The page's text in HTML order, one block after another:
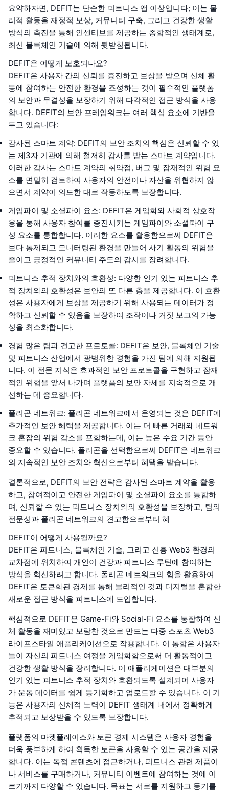
요약하자면, DEFIT는 단순한 피트니스 앱 이상입니다; 이는 물
리적 활동을 재정적 보상, 커뮤니티 구축, 그리고 건강한 생활
방식의 촉진을 통해 인센티브를 제공하는 종합적인 생태계로,
최신 블록체인 기술에 의해 뒷받침됩니다.
DEFIT은 어떻게 보호되나요?
DEFIT은 사용자 간의 신뢰를 증진하고 보상을 받으며 신체 활
동에 참여하는 안전한 환경을 조성하는 것이 필수적인 플랫폼
의 보안과 무결성을 보장하기 위해 다각적인 접근 방식을 사용
합니다. DEFIT의 보안 프레임워크는 여러 핵심 요소에 기반을
두고 있습니다:
감사된 스마트 계약: DEFIT의 보안 조치의 핵심은 신뢰할 수 있
는 제3자 기관에 의해 철저히 감사를 받는 스마트 계약입니다.
이러한 감사는 스마트 계약의 취약점, 버그 및 잠재적인 위험 요
소를 면밀히 검토하여 사용자의 안전이나 자산을 위협하지 않
으면서 계약이 의도한 대로 작동하도록 보장합니다.
게임파이 및 소셜파이 요소: DEFIT은 게임화와 사회적 상호작
용을 통해 사용자 참여를 증진시키는 게임파이와 소셜파이 구
성 요소를 통합합니다. 이러한 요소를 활용함으로써 DEFIT은
보다 통제되고 모니터링된 환경을 만들어 사기 활동의 위험을
줄이고 긍정적인 커뮤니티 주도의 감시를 장려합니다.
피트니스 추적 장치와의 호환성: 다양한 인기 있는 피트니스 추
적 장치와의 호환성은 보안의 또 다른 층을 제공합니다. 이 호환
성은 사용자에게 보상을 제공하기 위해 사용되는 데이터가 정
확하고 신뢰할 수 있음을 보장하여 조작이나 거짓 보고의 가능
성을 최소화합니다.
경험 많은 팀과 견고한 프로토콜: DEFIT은 보안, 블록체인 기술
및 피트니스 산업에서 광범위한 경험을 가진 팀에 의해 지원됩
니다. 이 전문 지식은 효과적인 보안 프로토콜을 구현하고 잠재
적인 위협을 앞서 나가며 플랫폼의 보안 자세를 지속적으로 개
선하는 데 중요합니다.
폴리곤 네트워크: 폴리곤 네트워크에서 운영되는 것은 DEFIT에
추가적인 보안 혜택을 제공합니다. 이는 더 빠른 거래와 네트워
크 혼잡의 위험 감소를 포함하는데, 이는 높은 수요 기간 동안
중요할 수 있습니다. 폴리곤을 선택함으로써 DEFIT은 네트워크
의 지속적인 보안 조치와 혁신으로부터 혜택을 받습니다.
결론적으로, DEFIT의 보안 전략은 감사된 스마트 계약을 활용
하고, 참여적이고 안전한 게임파이 및 소셜파이 요소를 통합하
며, 신뢰할 수 있는 피트니스 장치와의 호환성을 보장하고, 팀의
전문성과 폴리곤 네트워크의 견고함으로부터 혜
DEFIT이 어떻게 사용될까요?
DEFIT은 피트니스, 블록체인 기술, 그리고 신흥 Web3 환경의
교차점에 위치하여 개인이 건강과 피트니스 루틴에 참여하는
방식을 혁신하려고 합니다. 폴리곤 네트워크의 힘을 활용하여
DEFIT은 토큰화된 경제를 통해 물리적인 것과 디지털을 혼합한
새로운 접근 방식을 피트니스에 도입합니다.
핵심적으로 DEFIT은 Game-Fi와 Social-Fi 요소를 통합하여 신
체 활동을 재미있고 보람찬 것으로 만드는 다중 스포츠 Web3
라이프스타일 애플리케이션으로 작용합니다. 이 통합은 사용자
들이 자신의 피트니스 여정을 게임화함으로써 더 활동적이고
건강한 생활 방식을 장려합니다. 이 애플리케이션은 대부분의
인기 있는 피트니스 추적 장치와 호환되도록 설계되어 사용자
가 운동 데이터를 쉽게 동기화하고 업로드할 수 있습니다. 이 기
능은 사용자의 신체적 노력이 DEFIT 생태계 내에서 정확하게
추적되고 보상받을 수 있도록 보장합니다.
플랫폼의 마켓플레이스와 토큰 경제 시스템은 사용자 경험을
더욱 풍부하게 하여 획득한 토큰을 사용할 수 있는 공간을 제공
합니다. 이는 독점 콘텐츠에 접근하거나, 피트니스 관련 제품이
나 서비스를 구매하거나, 커뮤니티 이벤트에 참여하는 것에 이
르기까지 다양할 수 있습니다. 목표는 서로를 지원하고 동기를